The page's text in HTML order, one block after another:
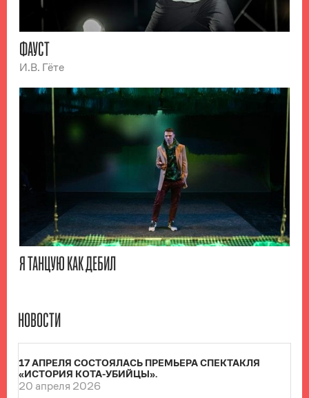
ФАУСТ
И.В. Гёте
Я ТАНЦУЮ КАК ДЕБИЛ
НОВОСТИ
17 АПРЕЛЯ СОСТОЯЛАСЬ ПРЕМЬЕРА СПЕКТАКЛЯ
«ИСТОРИЯ КОТА-УБИЙЦЫ».
20 апреля 2026